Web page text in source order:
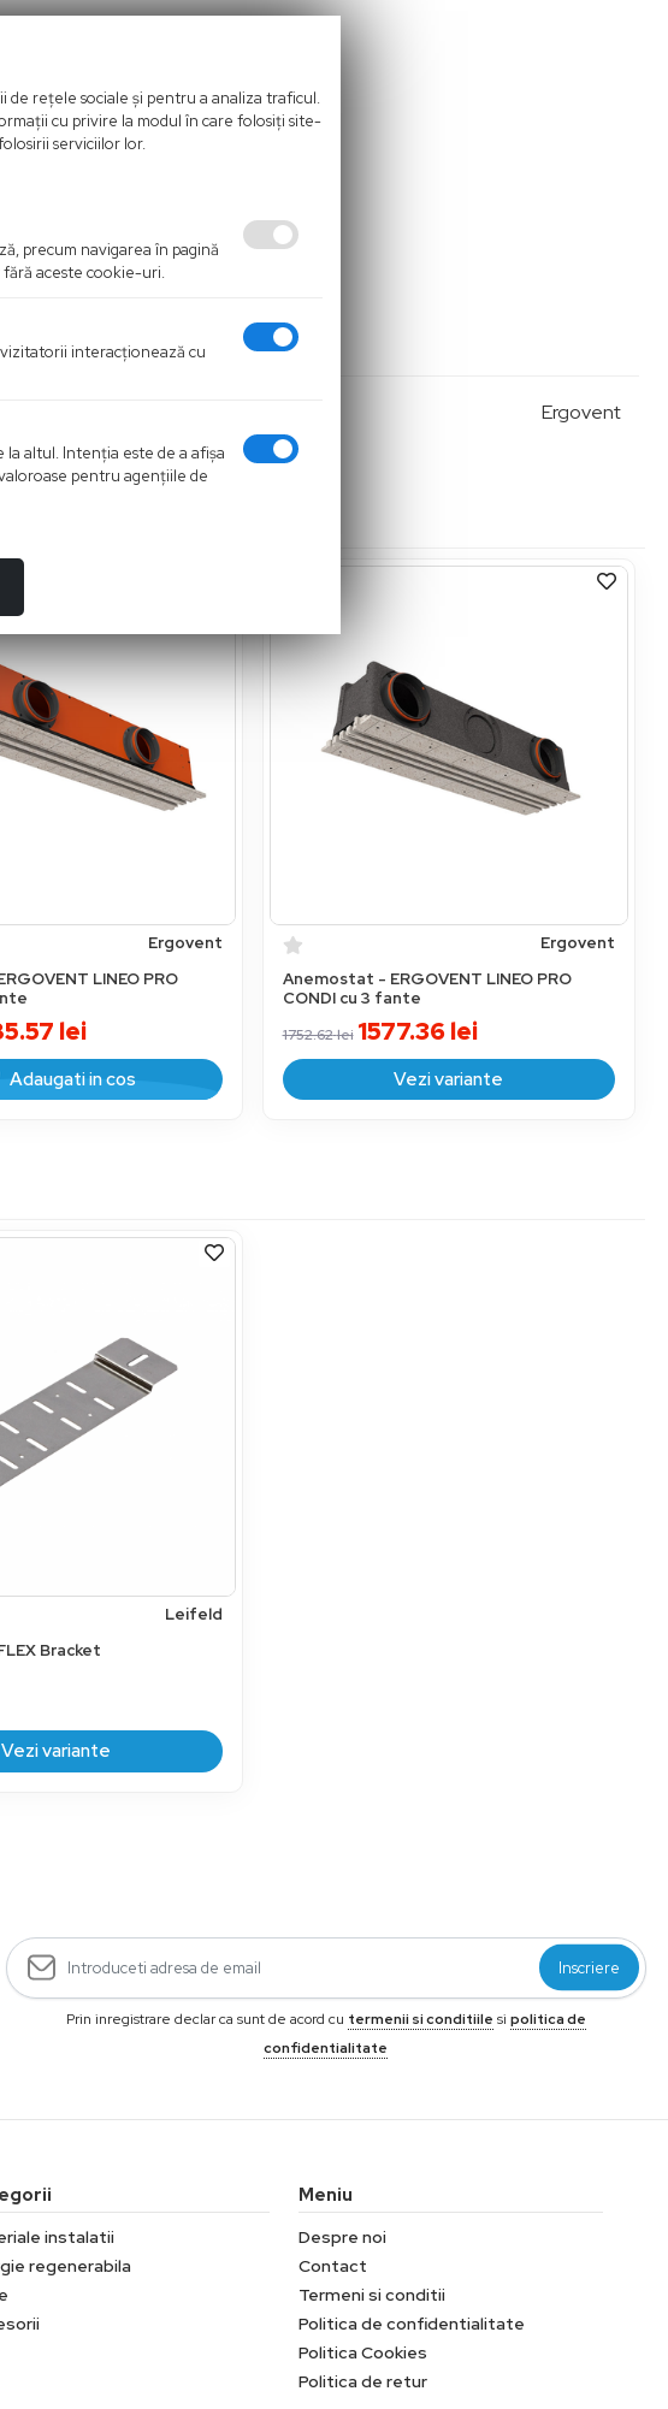
Ergovent
Ergovent
LINEO PRO
lei
Adaugati in cos
Ergovent
Anemostat - ERGOVENT LINEO PRO
CONDI cu 3 fante
1752.62lei 1577.36 lei
Vezi variante
Leifeld
Bracket
Vezi variante
Inscriere
Prin inregistrare declar ca sunt de acord cu termenii si conditiile si politica de
confidentialitate
instalatii
regenerabila
Meniu
Despre noi
Contact
Termeni si conditii
Politica de confidentialitate
Politica Cookies
Politica de retur
rețele sociale și pentru a analiza traficul.
cu privire la modul în care folosiți site-
serviciilor lor.
precum navigarea în pagină
aceste cookie-uri.
interacţionează cu
altul. Intenţia este de a afişa
pentru agenţiile de